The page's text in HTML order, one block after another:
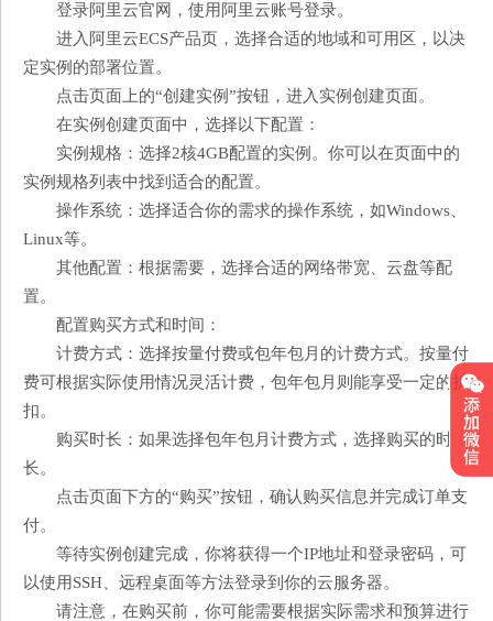
登录阿里云官网，使用阿里云账号登录。
进入阿里云ECS产品页，选择合适的地域和可用区，以决
定实例的部署位置。
点击页面上的“创建实例”按钮，进入实例创建页面。
在实例创建页面中，选择以下配置：
实例规格：选择2核4GB配置的实例。你可以在页面中的
实例规格列表中找到适合的配置。
操作系统：选择适合你的需求的操作系统，如Windows、
Linux等。
其他配置：根据需要，选择合适的网络带宽、云盘等配
置。
配置购买方式和时间：
计费方式：选择按量付费或包年包月的计费方式。按量付
费可根据实际使用情况灵活计费，包年包月则能享受一定的折
扣。
购买时长：如果选择包年包月计费方式，选择购买的时
长。
点击页面下方的“购买”按钮，确认购买信息并完成订单支
付。
等待实例创建完成，你将获得一个IP地址和登录密码，可
以使用SSH、远程桌面等方法登录到你的云服务器。
请注意，在购买前，你可能需要根据实际需求和预算进行